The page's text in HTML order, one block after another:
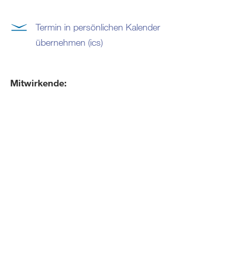
Termin in persönlichen Kalender
übernehmen (ics)
Mitwirkende: